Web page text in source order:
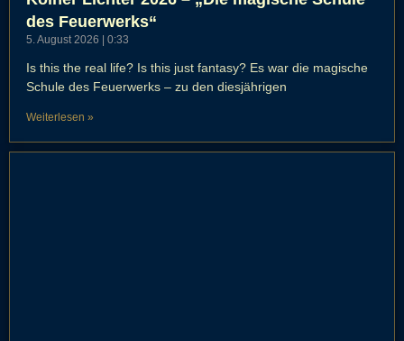
des Feuerwerks“
5. August 2026 0:33
Is this the real life? Is this just fantasy? Es war die magische
Schule des Feuerwerks – zu den diesjährigen
Weiterlesen »